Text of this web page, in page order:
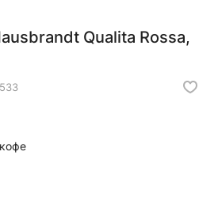
Qualita Rossa,